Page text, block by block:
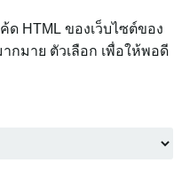
HTML ของเว็บไซต์ของ
กมาย ตัวเลือก เพื่อให้พอดี